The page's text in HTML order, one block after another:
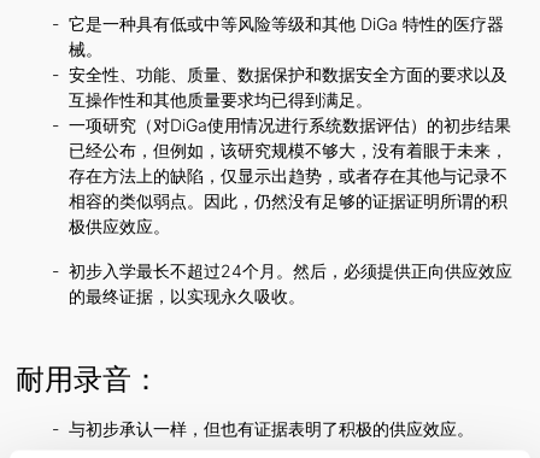
它是一种具有低或中等风险等级和其他 DiGa 特性的医疗器
械。
安全性、功能、质量、数据保护和数据安全方面的要求以及
互操作性和其他质量要求均已得到满足。
一项研究（对DiGa使用情况进行系统数据评估）的初步结果
已经公布，但例如，该研究规模不够大，没有着眼于未来，
存在方法上的缺陷，仅显示出趋势，或者存在其他与记录不
相容的类似弱点。因此，仍然没有足够的证据证明所谓的积
极供应效应。
初步入学最长不超过24个月。然后，必须提供正向供应效应
的最终证据，以实现永久吸收。
耐用录音：
与初步承认一样，但也有证据表明了积极的供应效应。